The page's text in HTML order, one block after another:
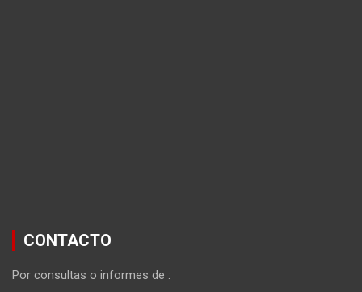
CONTACTO
Por consultas o informes de :